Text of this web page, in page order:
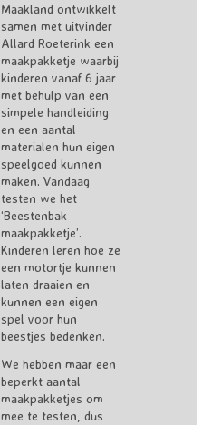
Maakland ontwikkelt
samen met uitvinder
Allard Roeterink een
maakpakketje waarbij
kinderen vanaf 6 jaar
met behulp van een
simpele handleiding
en een aantal
materialen hun eigen
speelgoed kunnen
maken. Vandaag
testen we het
‘Beestenbak
maakpakketje’.
Kinderen leren hoe ze
een motortje kunnen
laten draaien en
kunnen een eigen
spel voor hun
beestjes bedenken.
We hebben maar een
beperkt aantal
maakpakketjes om
mee te testen, dus